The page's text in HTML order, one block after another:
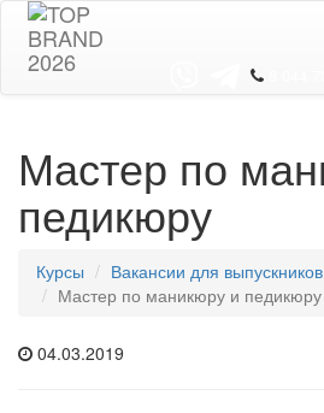
Мастер по
педикюру
Курсы
Вакансии для выпускников
Мастер по маникюру и педикюру
04.03.2019